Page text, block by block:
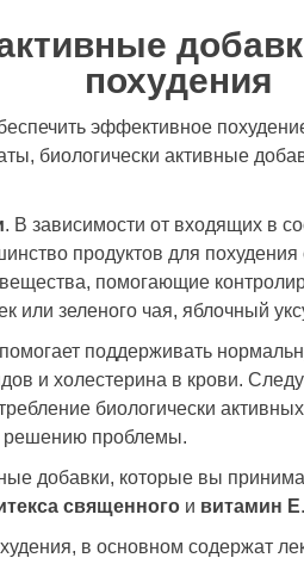
похудения
эффективное
биологически активные
. В зависимости от входящих в
продуктов для
помогающие
или зеленого чая, яблочный
помогает поддерживать
и холестерина в крови.
биологически
решению проблемы.
добавки, которые вы
священного и витамин Е.
в основном содержат